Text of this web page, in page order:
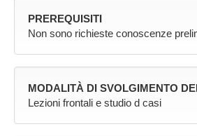
PREREQUISITI
Non sono richieste conoscenze
MODALITÀ DI SVOLGIMENTO
Lezioni frontali e studio d casi